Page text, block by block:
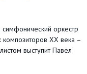
оркестр
XX века –
выступит Павел